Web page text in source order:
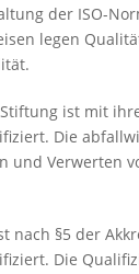
der ISO-
legen
ist mit
Die
und Verwerten
nach §5 der
Die